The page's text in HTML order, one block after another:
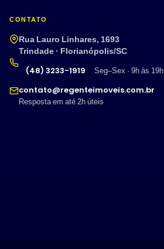
CONTATO
Rua Lauro Linhares, 1693
Trindade · Florianópolis/SC
(48) 3233-1919
Seg–Sex · 9h às 19h
contato@regenteimoveis.com.br
Resposta em até 2h úteis